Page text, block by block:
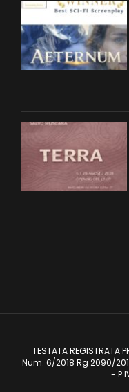
TESTATA REGISTRATA
Num. 6/2018 Rg 2090/
-